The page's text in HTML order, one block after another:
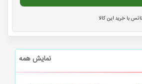
با خرید این کالا
نمایش همه